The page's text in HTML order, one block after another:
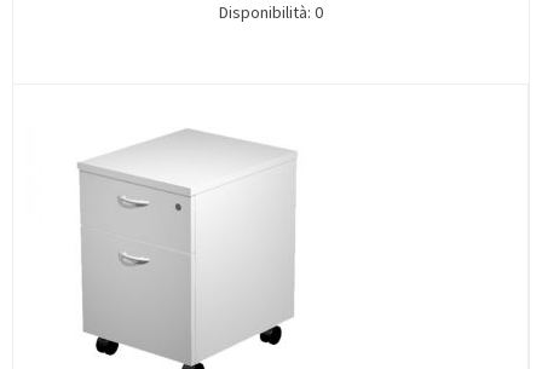
Disponibilità: 0